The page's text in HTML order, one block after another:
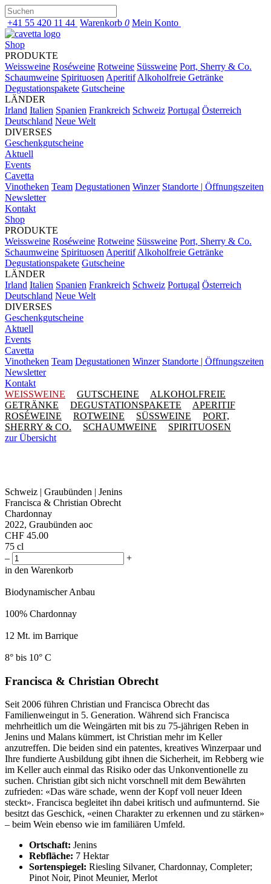
+41 55 420 11 44 Warenkorb 0 Mein Konto
Shop
PRODUKTE
Weissweine Roséweine Rotweine Süssweine Port, Sherry & Co.
Schaumweine Spirituosen Aperitif Alkoholfreie Getränke
Degustationspakete Gutscheine
LÄNDER
Irland Italien Spanien Frankreich Schweiz Portugal Österreich
Deutschland Neue Welt
DIVERSES
Geschenkgutscheine
Aktuell
Events
Cavetta
Vinotheken Team Degustationen Winzer Standorte | Öffnungszeiten
Newsletter
Kontakt
Shop
PRODUKTE
Weissweine Roséweine Rotweine Süssweine Port, Sherry & Co.
Schaumweine Spirituosen Aperitif Alkoholfreie Getränke
Degustationspakete Gutscheine
LÄNDER
Irland Italien Spanien Frankreich Schweiz Portugal Österreich
Deutschland Neue Welt
DIVERSES
Geschenkgutscheine
Aktuell
Events
Cavetta
Vinotheken Team Degustationen Winzer Standorte | Öffnungszeiten
Newsletter
Kontakt
WEISSWEINE
GUTSCHEINE
ALKOHOLFREIE
GETRÄNKE
DEGUSTATIONSPAKETE
APERITIF
ROSÉWEINE
ROTWEINE SÜSSWEINE
PORT,
SHERRY & CO.
SCHAUMWEINE
SPIRITUOSEN
zur Übersicht
Schweiz | Graubünden | Jenins
Francisca & Christian Obrecht
Chardonnay
2022, Graubünden aoc
CHF 45.00
75 cl
–
+
in den Warenkorb
Biodynamischer Anbau
100% Chardonnay
12 Mt. im Barrique
8° bis 10° C
Francisca & Christian Obrecht
Seit 2006 führen Christian und Francisca Obrecht das
Familienweingut in 5. Generation. Während sich Francisca
mehrheitlich um die Weingärten mit bis zu 75-jährigen Reben in
Jenins und Malans kümmert, ist Christian mehr im Keller
anzutreffen. Die beiden sind ein patentes, kreatives Winzerpaar und
Ihre fundierte Ausbildung gibt ihnen die Sicherheit, im Rebberg wie
im Keller auch einmal das Risiko oder das Unkonventionelle zu
suchen. Christian gibt sich nicht vorschnell mit dem Bewährten
zufrieden: «Das wäre schade, wenn der Kopf voll neuer Ideen
steckt». Francisca begleitet ihn dabei kritisch und aufmunternd. Sie
besitzt das Geschick, «einen Charakter zu erkennen und zu stärken»
– beim Wein ebenso wie im familiären Umfeld.
Ortschaft: Jenins
Rebfläche: 7 Hektar
Sortenspiegel: Riesling Silvaner, Chardonnay, Completer;
Pinot Noir, Pinot Meunier, Merlot